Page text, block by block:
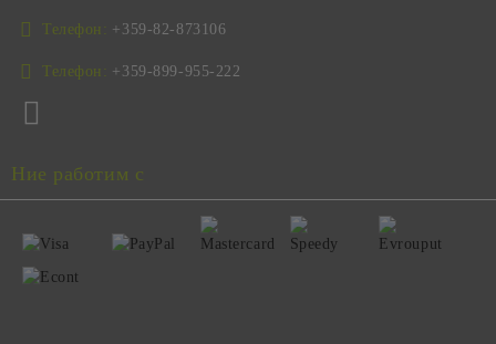
Телефон: +359-82-873106
Телефон: +359-899-955-222
Ние работим с